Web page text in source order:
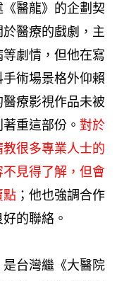
醫龍》的企劃契
醫療的戲劇，主
劇情，但他在寫
術場景格外仰賴
療影視作品未被
重這部份。 對於
很多專業人士的
見得了解，但會
點 ；他也強調合作
的聯絡。
是台灣繼《大醫院